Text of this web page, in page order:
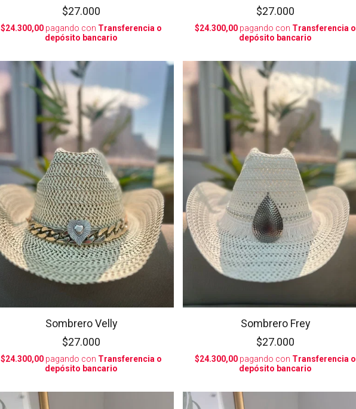
$27.000
$24.300,00 pagando con Transferencia o
depósito bancario
$27.000
$24.300,00 pagando con Transferencia o
depósito bancario
Sombrero Velly
$27.000
$24.300,00 pagando con Transferencia o
depósito bancario
Sombrero Frey
$27.000
$24.300,00 pagando con Transferencia o
depósito bancario